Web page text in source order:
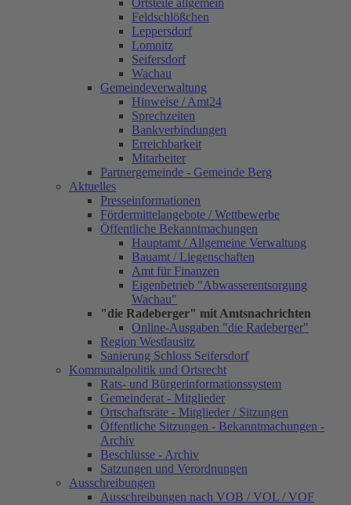
Ortsteile allgemein
Feldschlößchen
Leppersdorf
Lomnitz
Seifersdorf
Wachau
Gemeindeverwaltung
Hinweise / Amt24
Sprechzeiten
Bankverbindungen
Erreichbarkeit
Mitarbeiter
Partnergemeinde - Gemeinde Berg
Aktuelles
Presseinformationen
Fördermittelangebote / Wettbewerbe
Öffentliche Bekanntmachungen
Hauptamt / Allgemeine Verwaltung
Bauamt / Liegenschaften
Amt für Finanzen
Eigenbetrieb "Abwasserentsorgung
Wachau"
"die Radeberger" mit Amtsnachrichten
Online-Ausgaben "die Radeberger"
Region Westlausitz
Sanierung Schloss Seifersdorf
Kommunalpolitik und Ortsrecht
Rats- und Bürgerinformationssystem
Gemeinderat - Mitglieder
Ortschaftsräte - Mitglieder / Sitzungen
Öffentliche Sitzungen - Bekanntmachungen -
Archiv
Beschlüsse - Archiv
Satzungen und Verordnungen
Ausschreibungen
Ausschreibungen nach VOB / VOL / VOF